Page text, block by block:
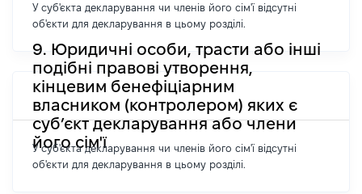
У суб'єкта декларування чи членів його сім'ї відсутні
об'єкти для декларування в цьому розділі.
9. Юридичні особи, трасти або інші
подібні правові утворення,
кінцевим бенефіціарним
власником (контролером) яких є
суб’єкт декларування або члени
його сім'ї
У суб'єкта декларування чи членів його сім'ї відсутні
об'єкти для декларування в цьому розділі.